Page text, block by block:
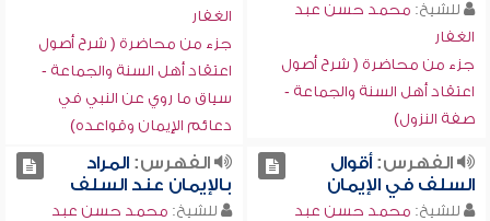
للشيخ: محمد حسن عبد
الغفار
جزء من محاضرة ( شرح أصول
اعتقاد أهل السنة والجماعة -
صفة النزول)
الغفار
جزء من محاضرة ( شرح أصول
اعتقاد أهل السنة والجماعة -
سياق ما روي عن النبي في
دعائم الإيمان وقواعده)
الفهرس:أقوال
السلف في الإيمان
للشيخ: محمد حسن عبد
الفهرس:المراد
بالإيمان عند السلف
للشيخ: محمد حسن عبد